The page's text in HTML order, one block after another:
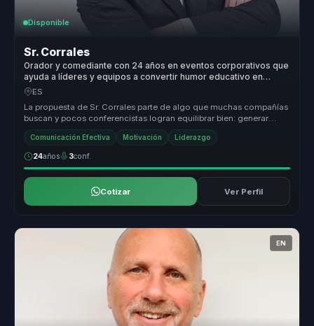
Disponible
Sr. Corrales
Orador y comediante con 24 años en eventos corporativos que
ayuda a líderes y equipos a convertir humor educativo en
comunicación, cohesión y motivación.
ES
La propuesta de Sr. Corrales parte de algo que muchas compañías
buscan y pocos conferencistas logran equilibrar bien: generar
cercanía, e...
Comunicación Efectiva Motivación Liderazgo
24años 3conf.
Cotizar Ver Perfil
EN